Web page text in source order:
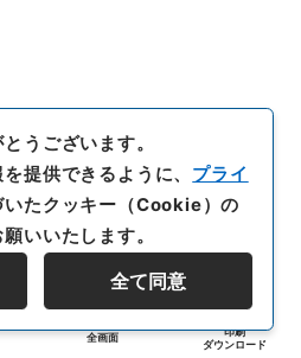
全画面
印刷
ダウンロード
うございます。
提供できるように、 プライ
いたクッキー（Cookie）の
いいたします。
全て同意